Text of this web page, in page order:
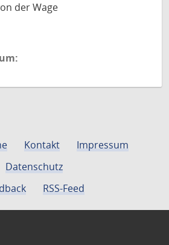
der Wage
Kontakt
Impressum
Datenschutz
RSS-Feed